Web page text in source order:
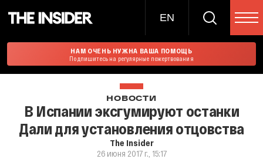
EN
НАМ ОЧЕНЬ НУЖНА ВАША ПОМОЩЬ
Подпишитесь на регулярные пожертвования
НОВОСТИ
В Испании эксгумируют останки
Дали для установления отцовства
The Insider
26 июня 2017 г., 15:17